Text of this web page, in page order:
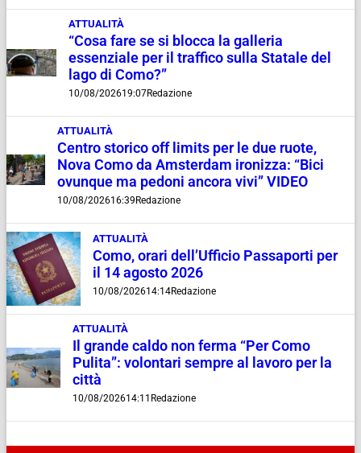
ATTUALITÀ
“Cosa fare se si blocca la galleria
essenziale per il traffico sulla Statale del
lago di Como?”
10/08/202619:07Redazione
ATTUALITÀ
Centro storico off limits per le due ruote,
Nova Como da Amsterdam ironizza: “Bici
ovunque ma pedoni ancora vivi” VIDEO
10/08/202616:39 Redazione
ATTUALITÀ
Como, orari dell’Ufficio Passaporti per
il 14 agosto 2026
10/08/202614:14Redazione
ATTUALITÀ
Il grande caldo non ferma “Per Como
Pulita”: volontari sempre al lavoro per la
città
10/08/202614:11 Redazione